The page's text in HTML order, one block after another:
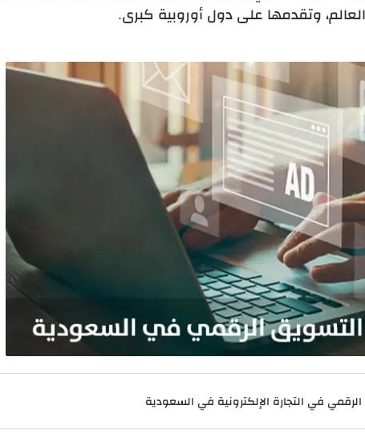
وتقدمها على دول أوروبية كبرى.
في التجارة الإلكترونية في السعودية